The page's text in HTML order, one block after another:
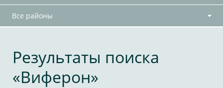
Все районы
Результаты поиска
«Виферон»